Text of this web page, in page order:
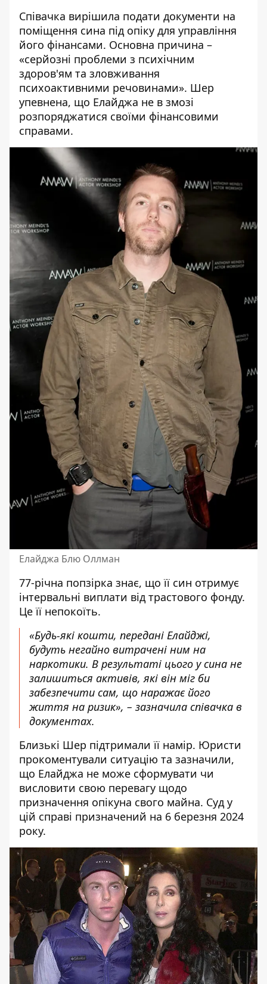
Співачка вирішила подати документи на
поміщення сина під опіку для управління
його фінансами. Основна причина –
«серйозні проблеми з психічним
здоров'ям та зловживання
психоактивними речовинами». Шер
упевнена, що Елайджа не в змозі
розпоряджатися своїми фінансовими
справами.
Елайджа Блю Оллман
77-річна попзірка знає, що її син отримує
інтервальні виплати від трастового фонду.
Це її непокоїть.
«Будь-які кошти, передані Елайджі,
будуть негайно витрачені ним на
наркотики. В результаті цього у сина не
залишиться активів, які він міг би
забезпечити сам, що наражає його
життя на ризик», – зазначила співачка в
документах.
Близькі Шер підтримали її намір. Юристи
прокоментували ситуацію та зазначили,
що Елайджа не може сформувати чи
висловити свою перевагу щодо
призначення опікуна свого майна. Суд у
цій справі призначений на 6 березня 2024
року.